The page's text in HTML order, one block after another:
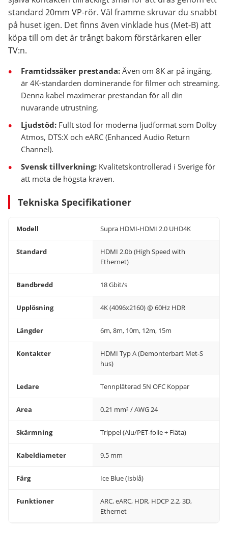
standard 20mm VP-rör. Väl framme skruvar du snabbt
på huset igen. Det finns även vinklade hus (Met-B) att
köpa till om det är trångt bakom förstärkaren eller
TV:n.
Framtidssäker prestanda: Även om 8K är på ingång,
är 4K-standarden dominerande för filmer och streaming.
Denna kabel maximerar prestandan för all din
nuvarande utrustning.
Ljudstöd: Fullt stöd för moderna ljudformat som Dolby
Atmos, DTS:X och eARC (Enhanced Audio Return
Channel).
Svensk tillverkning: Kvalitetskontrollerad i Sverige för
att möta de högsta kraven.
Tekniska Specifikationer
Modell Supra HDMI-HDMI 2.0 UHD4K
Standard
HDMI 2.0b (High Speed with
Ethernet)
Bandbredd 18 Gbit/s
Upplösning 4K (4096x2160) @ 60Hz HDR
Längder 6m, 8m, 10m, 12m, 15m
Kontakter
HDMI Typ A (Demonterbart Met-S
hus)
Ledare Tennpläterad 5N OFC Koppar
Area 0.21 mm² / AWG 24
Skärmning Trippel (Alu/PET-folie + Fläta)
Kabeldiameter 9.5 mm
Färg Ice Blue (Isblå)
Funktioner
ARC, eARC, HDR, HDCP 2.2, 3D,
Ethernet